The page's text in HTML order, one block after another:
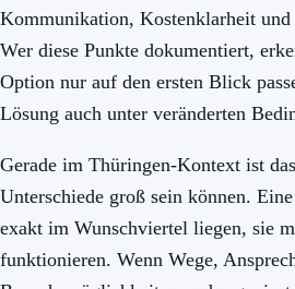
Kommunikation, Kostenklarheit
Wer diese Punkte dokumentiert,
Option nur auf den ersten Blick
Lösung auch unter veränderten
Gerade im Thüringen-Kontext ist
Unterschiede groß sein können.
exakt im Wunschviertel liegen, sie
funktionieren. Wenn Wege,